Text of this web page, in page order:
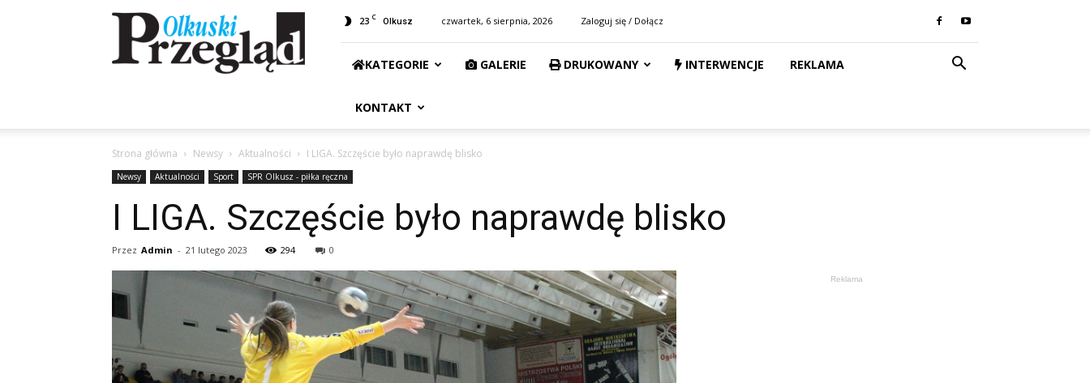
Przegląd
Olkuski
23 C Olkusz czwartek, 6 sierpnia, 2026 Zaloguj się / Dołącz
KATEGORIE GALERIE DRUKOWANY INTERWENCJE REKLAMA
KONTAKT
Strona główna Newsy Aktualności I LIGA. Szczęście było naprawdę blisko
Newsy Aktualności Sport SPR Olkusz - piłka ręczna
I LIGA. Szczęście było naprawdę blisko
Przez Admin - 21 lutego 2023 294 0
Reklama